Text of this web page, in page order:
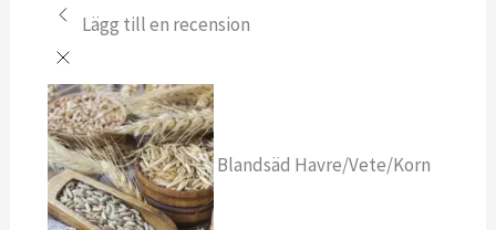
Lägg till en recension
Blandsäd Havre/Vete/Korn